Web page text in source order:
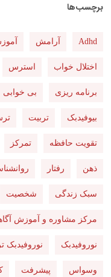
برچسب‌ها
Adhd آرامش
اختلال خواب استرس
برنامه ریزی بی خوابی
بیوفیدبک تربیت
تقویت حافظه تمرکز
ذهن رفتار
سبک زندگی شخصیت
مرکز مشاوره و آموزش
نوروفیدبک نوروفیدبک
وسواس پیشرفت